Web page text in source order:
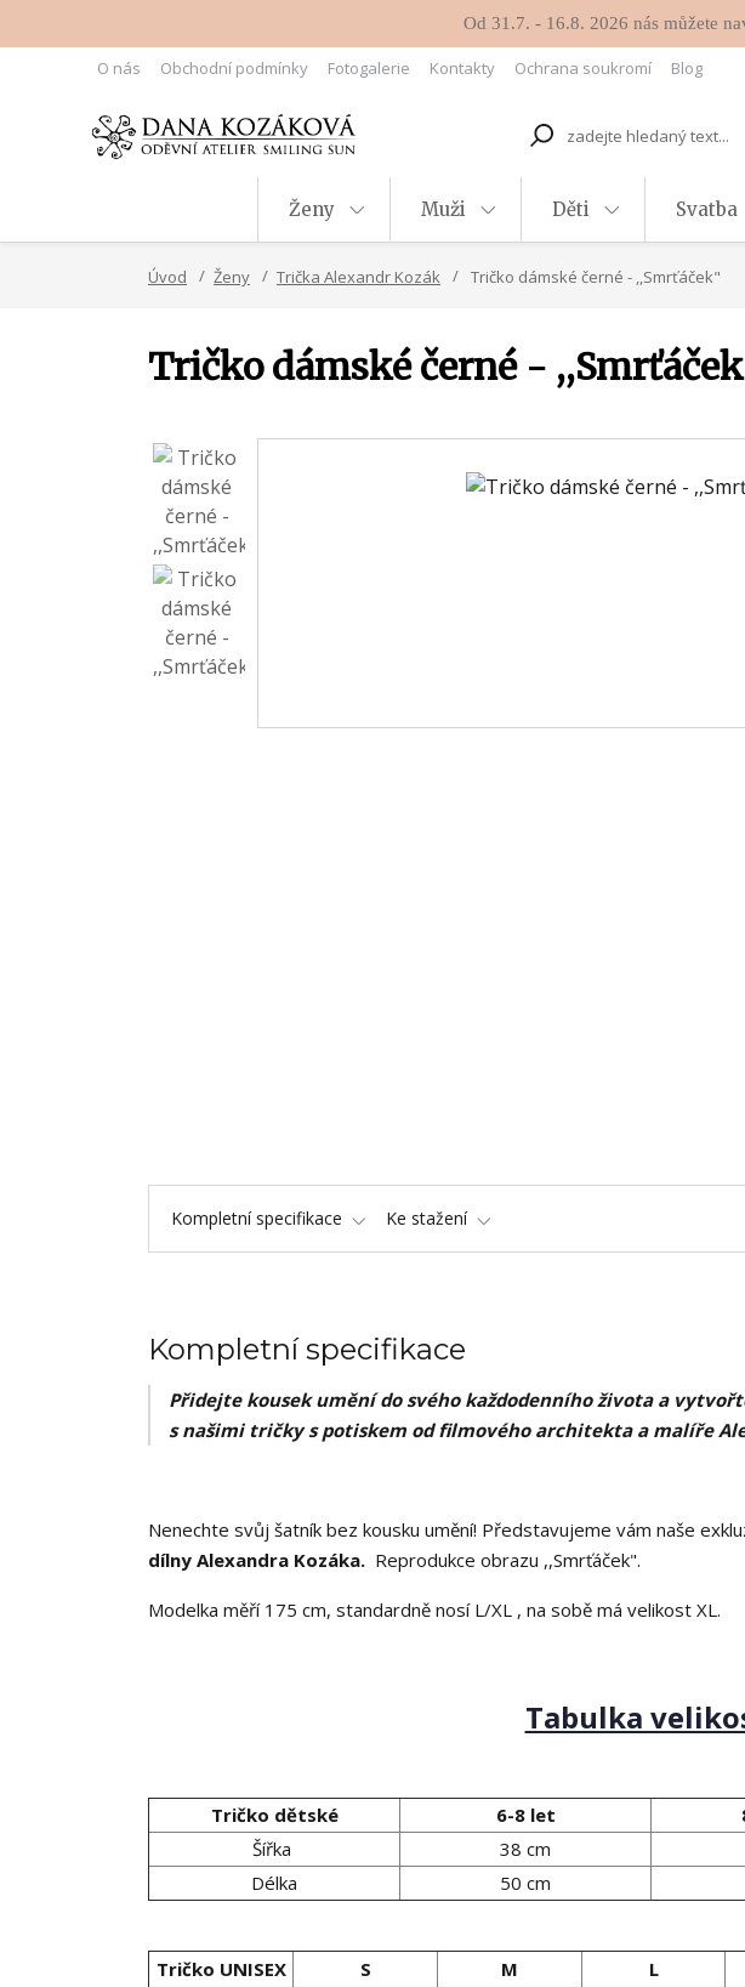
Od 31.7. - 16.8. 2026 nás můžete
O nás Obchodní podmínky Fotogalerie Kontakty Ochrana soukromí Blog
Ženy Muži Děti Svatba
Úvod Ženy Trička Alexandr Kozák Tričko dámské černé - ,,Smrťáček"
Tričko dámské černé -
Kompletní specifikace Ke stažení
Kompletní specifikace
Přidejte kousek umění do svého každodenního života a
s našimi tričky s potiskem od filmového architekta a malíře
Nenechte svůj šatník bez kousku umění! Představujeme vám naše
dílny Alexandra Kozáka. Reprodukce obrazu ,,Smrťáček".
Modelka měří 175 cm, standardně nosí L/XL , na sobě má velikost XL.
Tabulka
Tričko dětské 6-8 let
Šířka
38 cm
Délka
50 cm
Tričko UNISEX S M L